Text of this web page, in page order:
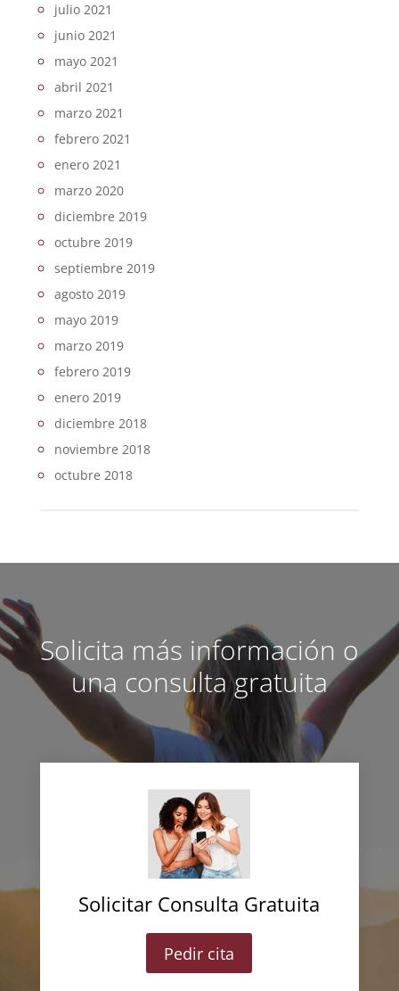
julio 2021
junio 2021
mayo 2021
abril 2021
marzo 2021
febrero 2021
enero 2021
marzo 2020
diciembre 2019
octubre 2019
septiembre 2019
agosto 2019
mayo 2019
marzo 2019
febrero 2019
enero 2019
diciembre 2018
noviembre 2018
octubre 2018
Solicita más información o
una consulta gratuita
Solicitar Consulta Gratuita
Pedir cita